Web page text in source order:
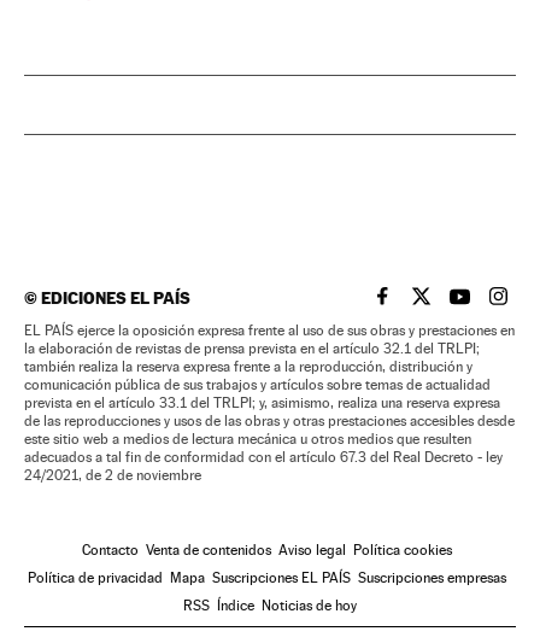
©EDICIONES EL PAÍS EL PAÍS BRASIL EN
EL PAÍSEL PAÍS
EL
EL PAÍS ejerce la oposición expresa frente al uso de sus obras y prestaciones en
la elaboración de revistas de prensa prevista en el artículo 32.1 del TRLPI;
también realiza la reserva expresa frente a la reproducción, distribución y
comunicación pública de sus trabajos y artículos sobre temas de actualidad
prevista en el artículo 33.1 del TRLPI; y, asimismo, realiza una reserva expresa
de las reproducciones y usos de las obras y otras prestaciones accesibles desde
este sitio web a medios de lectura mecánica u otros medios que resulten
adecuados a tal fin de conformidad con el artículo 67.3 del Real Decreto - ley
24/2021, de 2 de noviembre
Contacto Venta de contenidos Aviso legal
Política cookies
Política de privacidad
Mapa Suscripciones EL PAÍS Suscripciones empresas
RSS
Índice Noticias de hoy